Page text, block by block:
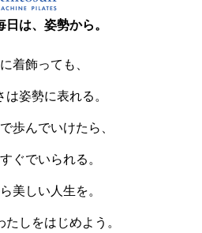
日は、姿勢から。
着飾っても、
は姿勢に表れる。
歩んでいけたら、
ぐでいられる。
美しい人生を。
しをはじめよう。